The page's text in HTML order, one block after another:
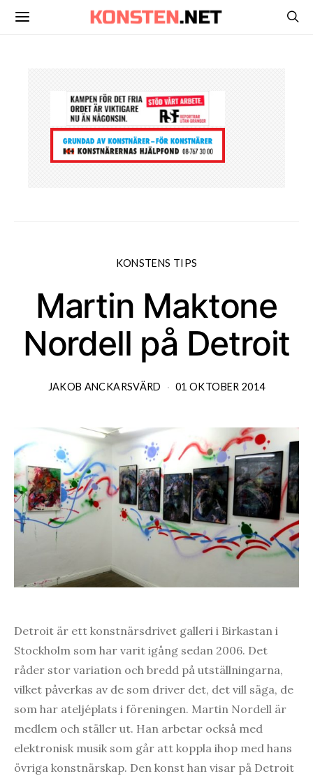
KONSTENS TIPS
Martin Maktone
Nordell på Detroit
JAKOB ANCKARSVÄRD 01 OKTOBER 2014
Detroit är ett konstnärsdrivet galleri i Birkastan i
Stockholm som har varit igång sedan 2006. Det
råder stor variation och bredd på utställningarna,
vilket påverkas av de som driver det, det vill säga, de
som har ateljéplats i föreningen. Martin Nordell är
medlem och ställer ut. Han arbetar också med
elektronisk musik som går att koppla ihop med hans
övriga konstnärskap. Den konst han visar på Detroit